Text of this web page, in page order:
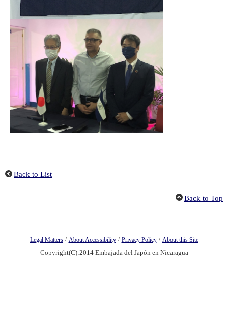
Back to List
Back to Top
Legal Matters / About Accessibility / Privacy Policy / About this Site
Copyright(C):2014 Embajada del Japón en Nicaragua